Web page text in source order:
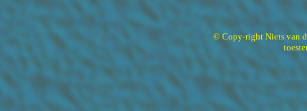
© Copy-right Niets van